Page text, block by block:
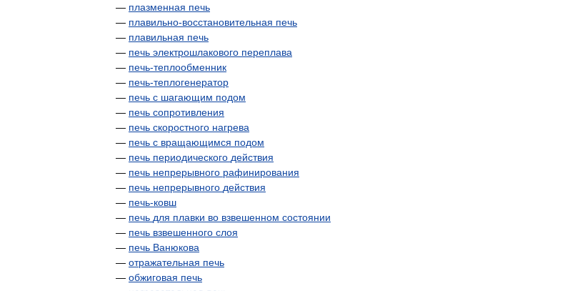
— плазменная печь
— плавильно-восстановительная печь
— плавильная печь
— печь электрошлакового переплава
— печь-теплообменник
— печь-теплогенератор
— печь с шагающим подом
— печь сопротивления
— печь скоростного нагрева
— печь с вращающимся подом
— печь периодического действия
— печь непрерывного рафинирования
— печь непрерывного действия
— печь-ковш
— печь для плавки во взвешенном состоянии
— печь взвешенного слоя
— печь Ванюкова
— отражательная печь
— обжиговая печь